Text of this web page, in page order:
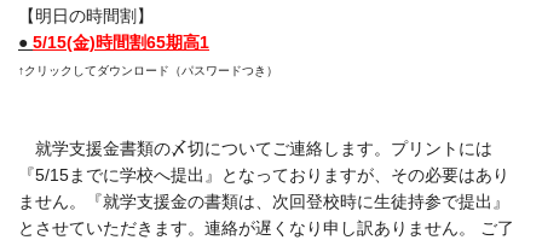
【明日の時間割】
● 5/15(金)時間割65期高1
↑クリックしてダウンロード（パスワードつき）
就学支援金書類の〆切についてご連絡します。プリントには
『5/15までに学校へ提出』となっておりますが、その必要はあり
ません。『就学支援金の書類は、次回登校時に生徒持参で提出』
とさせていただきます。連絡が遅くなり申し訳ありません。 ご了